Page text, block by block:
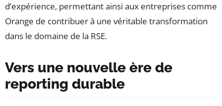
d’expérience, permettant ainsi aux entreprises comme
Orange de contribuer à une véritable transformation
dans le domaine de la RSE.
Vers une nouvelle ère de
reporting durable